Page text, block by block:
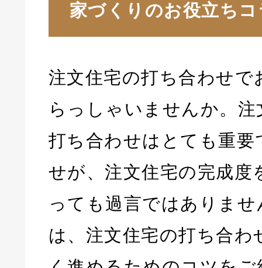
家づくりのお役立ち
注文住宅の打ち合わせで
らっしゃいませんか。
打ち合わせはとても重要
せが、注文住宅の完成度
っても過言ではありま
は、注文住宅の打ち合わ